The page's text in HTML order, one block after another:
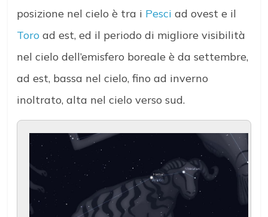
posizione nel cielo è tra i Pesci ad ovest e il
Toro ad est, ed il periodo di migliore visibilità
nel cielo dell’emisfero boreale è da settembre,
ad est, bassa nel cielo, fino ad inverno
inoltrato, alta nel cielo verso sud.